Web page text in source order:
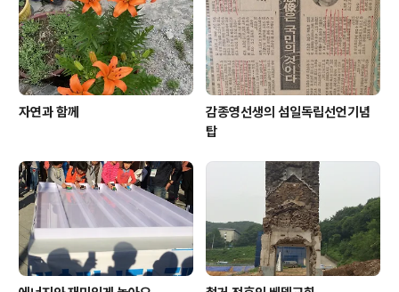
자연과 함께
감종영선생의 섬일독립선언기념
탑